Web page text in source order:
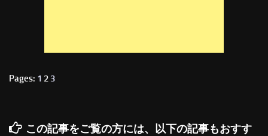
Pages: 1 2 3
この記事をご覧の方には、以下の記事もおすす